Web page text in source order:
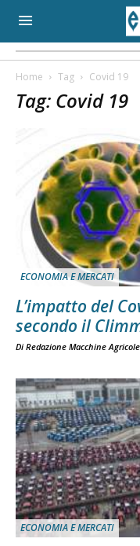
Home Tag Covid 19
Tag: Covid 19
ECONOMIA E MERCATI
L’impatto del
secondo il
Di Redazione Macchine Agricole
ECONOMIA E MERCATI